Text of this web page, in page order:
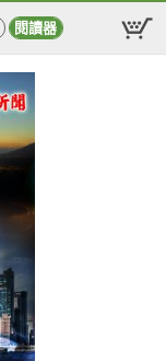
閱讀器